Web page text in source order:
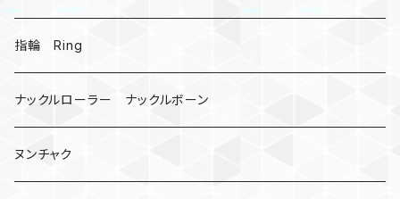
戦国武将、侍
悪魔の鍵
爬虫類、蛇
指輪 Ring
ナックルローラー ナックルボーン
ヌンチャク